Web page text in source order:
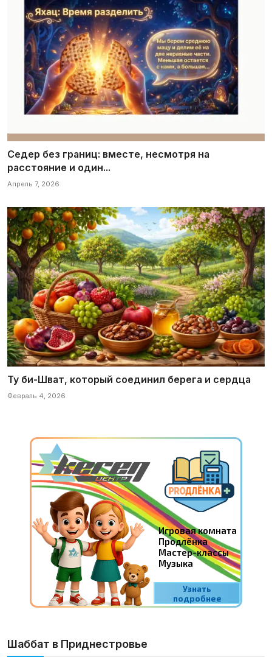
Седер без границ: вместе, несмотря на
расстояние и один...
Апрель 7, 2026
Ту би-Шват, который соединил берега и сердца
Февраль 4, 2026
Шаббат в Приднестровье